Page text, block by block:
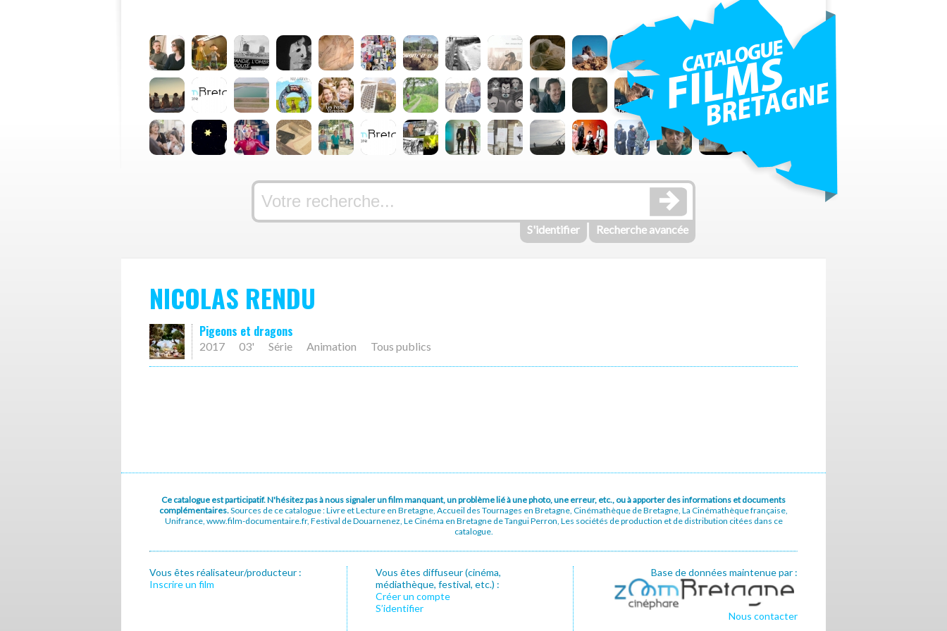
S'identifier Recherche avancée
NICOLAS RENDU
Pigeons et dragons
2017 03' Série Animation Tous publics
Ce catalogue est participatif. N'hésitez pas à nous signaler un film manquant, un problème lié à une photo, une erreur, etc., ou à apporter des informations et documents
complémentaires.Sources de ce catalogue : Livre et Lecture en Bretagne, Accueil des Tournages en Bretagne, Cinémathèque de Bretagne, La Cinémathèque française,
Unifrance, www.film-documentaire.fr, Festival de Douarnenez, Le Cinéma en Bretagne de Tangui Perron, Les sociétés de production et de distribution citées dans ce
catalogue.
Vous êtes réalisateur/producteur :
Inscrire un film
Vous êtes diffuseur (cinéma,
médiathèque, festival, etc.) :
Créer un compte
S’identifier
Base de données maintenue par :
Nous contacter